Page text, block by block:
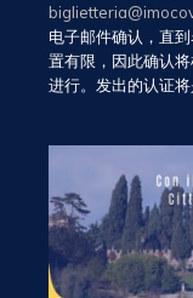
电子邮件确认，直
置有限，因此确认
进行。发出的认证